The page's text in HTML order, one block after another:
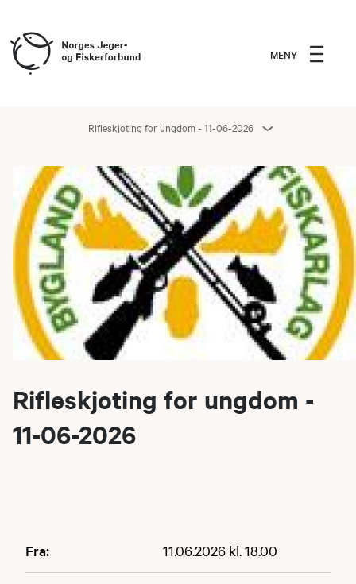
MENY
Rifleskjoting for ungdom - 11-06-2026
Rifleskjoting for ungdom -
11-06-2026
Fra: 11.06.2026 kl. 18.00